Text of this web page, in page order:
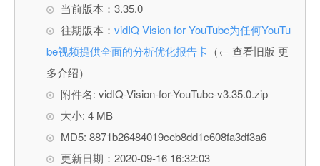
当前版本：3.35.0
往期版本： vidIQ Vision for YouTube为任何YouTu
be视频提供全面的分析优化报告卡 （← 查看旧版 更
多介绍）
附件名: vidIQ-Vision-for-YouTube-v3.35.0.zip
大小: 4 MB
MD5: 8871b26484019ceb8dd1c608fa3df3a6
更新日期：2020-09-16 16:32:03